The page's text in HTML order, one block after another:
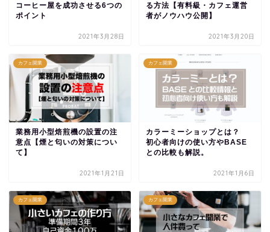
コーヒー屋を成功させる6つの
ポイント
2021年3月28日
る方法【有料級・カフェ運営
者がノウハウ公開】
2021年3月20日
カフェ開業
業務用小型焙煎機の設置の注
意点【煙と匂いの対策につい
て】
2021年1月21日
カフェ開業
カラーミーショップとは？
初心者向けの使い方やBASE
との比較も解説。
2021年1月6日
カフェ開業 カフェ開業